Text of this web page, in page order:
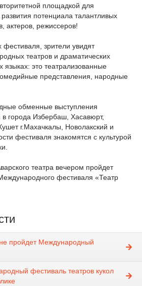
площадкой для
потенциала талантливых
актеров, режиссеров!
зрители увидят
театров и драматических
языках: это театрализованные
представления, народные
обменные выступления
в города Избербаш, Хасавюрт,
г.Махачкалы, Новолакский и
фестиваля знакомятся с культурой
театра вечером пройдет
фестиваля «Театр
пройдет Международный
фестиваль театров кукол